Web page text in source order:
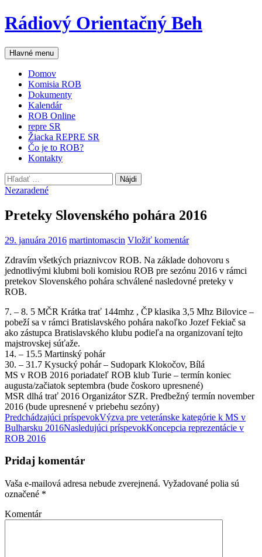
Preskočiť
na
Rádiový Orientačný Beh
Hľadať
Hlavné menu
Domov
Komisia ROB
Dokumenty
Kalendár
ROB Online
repre SR
Žiacka REPRE SR
Čo je to ROB?
Kontakty
Hľadať:
Nezaradené
Preteky Slovenského pohára 2016
29. januára 2016 martintomascin Vložiť komentár
Zdravím všetkých priaznivcov ROB. Na základe dohovoru s
jednotlivými klubmi boli komisiou ROB pre sezónu 2016 v rámci
pretekov Slovenského pohára schválené nasledovné preteky v
ROB.
7. – 8. 5 MČR Krátka trať 144mhz , ČP klasika 3,5 Mhz Bilovice –
pobeží sa v rámci Bratislavského pohára nakoľko Jozef Fekiač sa
ako zástupca Bratislavského klubu podieľa na organizovaní tejto
majstrovskej súťaže.
14. – 15.5 Martinský pohár
30. – 31.7 Kysucký pohár – Sudopark Klokočov, Bílá
MS v ROB 2016 poriadateľ ROB klub Turie – termín koniec
augusta/začiatok septembra (bude čoskoro upresnené)
MSR dlhá trať 2016 Organizátor SZR. Predbežný termín november
2016 (bude upresnené v priebehu sezóny)
Navigácia
článkami
Predchádzajúci príspevokVýzva pre veteránske kategórie k MS v
Bulharsku 2016Nasledujúci príspevokKoncepcia reprezentácie v
ROB 2016
Pridaj komentár
Vaša e-mailová adresa nebude zverejnená. Vyžadované polia sú
označené *
Komentár